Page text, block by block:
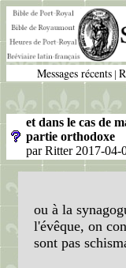
Messages récents |
et dans le cas de
partie orthodoxe
par Ritter 2017-04-
ou à la
l'évêque, on
sont pas